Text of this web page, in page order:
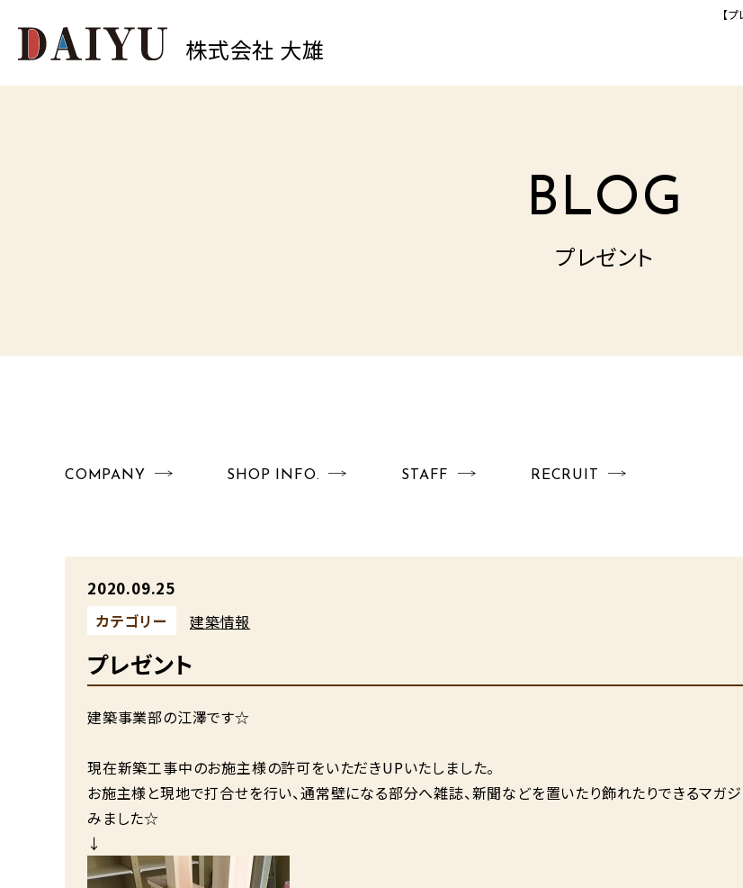
【
株式会社 大雄
BLOG
プレゼント
COMPANY SHOP INFO. STAFF RECRUIT
2020.09.25
カテゴリー 建築情報
プレゼント
建築事業部の江澤です☆
現在新築工事中のお施主様の許可をいただきUPいたしました。
お施主様と現地で打合せを行い、通常壁になる部分へ雑誌、新聞などを置いたり飾れたりできるマガジ
みました☆
↓